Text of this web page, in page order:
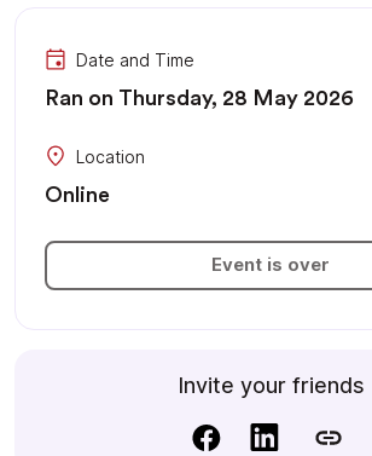
Date and Time
Ran on Thursday, 28 May 2026
Location
Online
Event is over
Invite your friends